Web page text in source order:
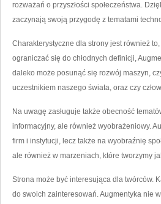
rozważań o przyszłości społeczeństwa.
zaczynają swoją przygodę z tematami
Charakterystyczne dla strony jest również
ograniczać się do chłodnych definicji,
daleko może posunąć się rozwój maszyn,
uczestnikiem naszego świata, oraz czy
Na uwagę zasługuje także obecność
informacyjny, ale również wyobrażeniowy.
firm i instytucji, lecz także na wyobraźnię
ale również w marzeniach, które tworzymy
Strona może być interesująca dla twórców.
do swoich zainteresowań. Augmentyka nie